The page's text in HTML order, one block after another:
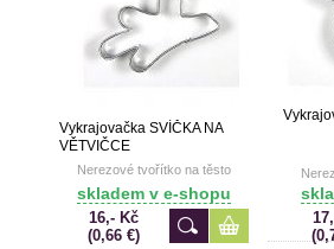
Vykrajovačka SVÍČKA NA
VĚTVIČCE
Nerezové tvořítko na těsto
skladem v e-shopu
16,- Kč
(0,66 €)